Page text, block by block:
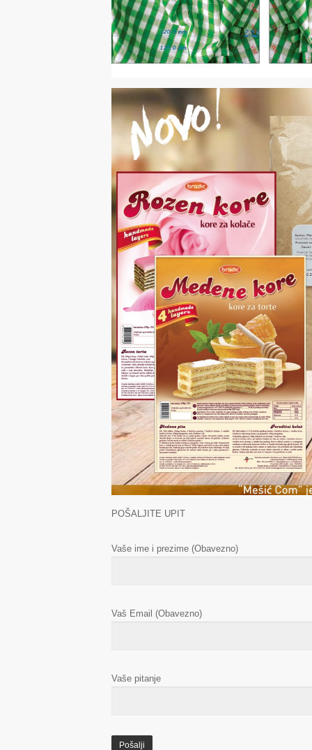
POŠALJITE UPIT
Vaše ime i prezime (Obavezno)
Vaš Email (Obavezno)
Vaše pitanje